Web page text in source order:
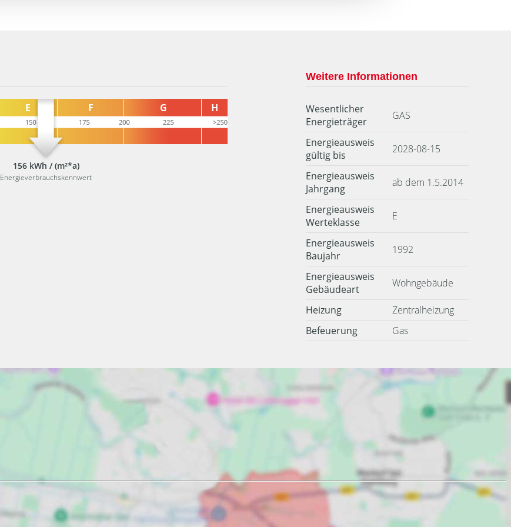
156 kWh / (m²*a)
Energieverbrauchskennwert
Weitere Informationen
Wesentlicher
Energieträger
GAS
Energieausweis
gültig bis
2028-08-15
Energieausweis
Jahrgang
ab dem 1.5.2014
Energieausweis
Werteklasse
E
Energieausweis
Baujahr
1992
Energieausweis
Gebäudeart
Wohngebäude
Heizung
Zentralheizung
Befeuerung
Gas